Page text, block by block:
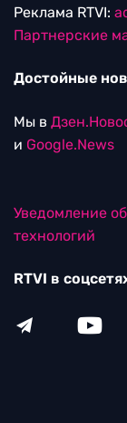
Реклама RTVI:
Партнерские
Достойные
Мы в
и Google.News
Уведомление
технологий
RTVI в